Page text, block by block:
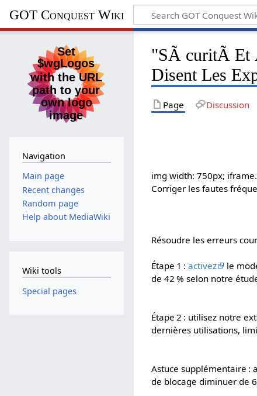
GOT Conquest Wiki
"SÃ curitÃ Et
Disent Les
Page Discussion
img width: 750px;
Corriger les fautes
Résoudre les erreurs
Étape 1 :activez
le
de 42 % selon notre
Étape 2 : utilisez notre
dernières utilisations,
Astuce supplémentaire :
de blocage diminuer de
Navigation
Main page
Recent changes
Random page
Help about MediaWiki
Wiki tools
Special pages